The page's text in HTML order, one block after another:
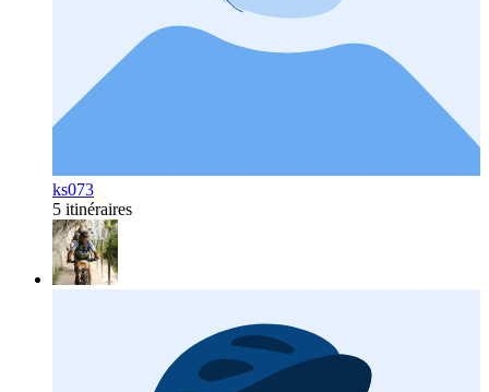
ks073
5 itinéraires